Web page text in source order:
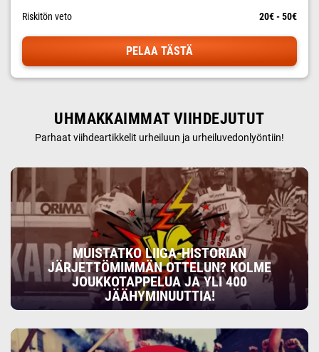
Riskitön veto 20€ - 50€
PELAA TÄSTÄ
UHMAKKAIMMAT VIIHDEJUTUT
Parhaat viihdeartikkelit urheiluun ja urheiluvedonlyöntiin!
MUISTATKO LIIGA-HISTORIAN
JÄRJETTÖMIMMÄN OTTELUN? KOLME
JOUKKOTAPPELUA JA YLI 400
JÄÄHYMINUUTTIA!